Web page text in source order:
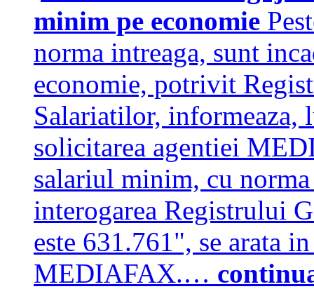
minim pe economie
norma intreaga, sunt
economie, potrivit
Salariatilor,
solicitarea agentiei
salariul minim, cu
interogarea Registrului
este 631.761", se arata
MEDIAFAX.…